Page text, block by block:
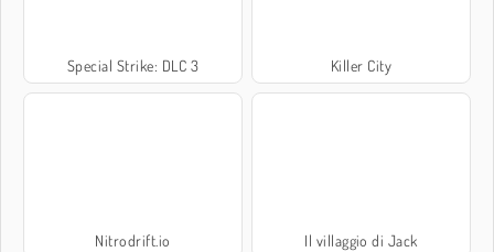
Special Strike: DLC 3 Killer City
Nitrodrift.io Il villaggio di Jack